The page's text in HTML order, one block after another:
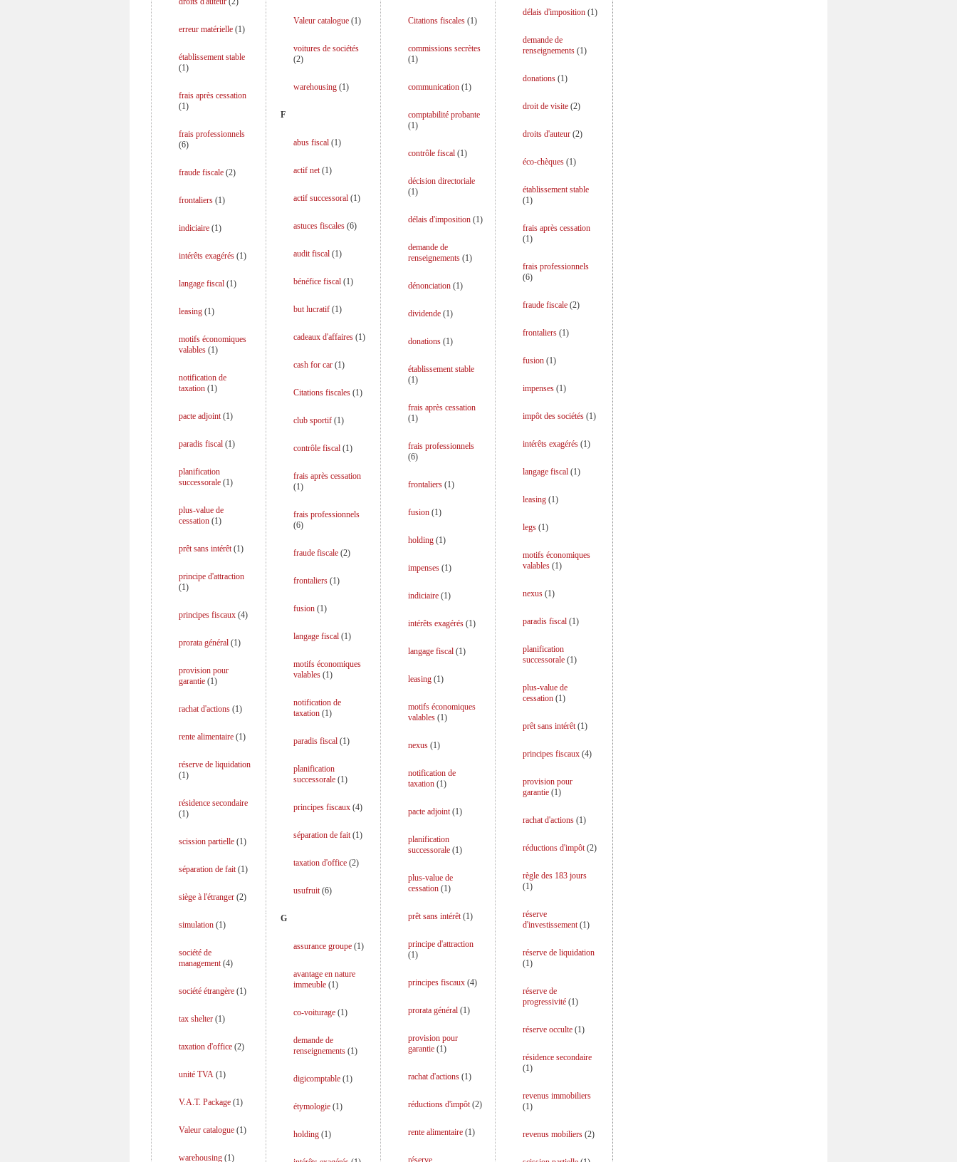
erreur matérielle (1)
établissement stable
(1)
frais après cessation
(1)
frais professionnels
(6)
fraude fiscale (2)
frontaliers (1)
indiciaire (1)
intérêts exagérés (1)
langage fiscal (1)
leasing (1)
motifs économiques
valables (1)
notification de
taxation (1)
pacte adjoint(1)
paradis fiscal (1)
planification
successorale (1)
plus-value de
cessation (1)
prêt sans intérêt(1)
principe d'attraction
(1)
principes fiscaux (4)
prorata général (1)
provision pour
garantie (1)
rachat d'actions (1)
rente alimentaire (1)
réserve de liquidation
(1)
résidence secondaire
(1)
scission partielle (1)
séparation de fait(1)
siège à l'étranger (2)
simulation (1)
société de
management(4)
société étrangère (1)
tax shelter (1)
taxation d'office (2)
unité TVA (1)
V.A.T. Package (1)
Valeur catalogue (1)
warehousing (1)
Valeur catalogue(1)
voitures de sociétés
(2)
warehousing(1)
F
abus fiscal(1)
actif net(1)
actif successoral(1)
astuces fiscales(6)
audit fiscal(1)
bénéfice fiscal(1)
but lucratif(1)
cadeaux d'affaires(1)
cash for car(1)
Citations fiscales(1)
club sportif(1)
contrôle fiscal(1)
frais après cessation
(1)
frais professionnels
(6)
fraude fiscale(2)
frontaliers(1)
fusion(1)
langage fiscal(1)
motifs économiques
valables(1)
notification de
taxation(1)
paradis fiscal(1)
planification
successorale(1)
principes fiscaux(4)
séparation de fait(1)
taxation d'office(2)
usufruit(6)
G
assurance groupe(1)
avantage en nature
immeuble(1)
co-voiturage(1)
demande de
renseignements(1)
digicomptable(1)
étymologie(1)
holding(1)
Citations fiscales(1)
commissions secrètes
(1)
communication(1)
comptabilité probante
(1)
contrôle fiscal(1)
décision directoriale
(1)
délais d'imposition(1)
demande de
renseignements(1)
dénonciation(1)
dividende(1)
donations(1)
établissement stable
(1)
frais après cessation
(1)
frais professionnels
(6)
frontaliers(1)
fusion(1)
holding(1)
impenses(1)
indiciaire(1)
intérêts exagérés(1)
langage fiscal(1)
leasing(1)
motifs économiques
valables(1)
nexus(1)
notification de
taxation(1)
pacte adjoint(1)
planification
successorale(1)
plus-value de
cessation(1)
prêt sans intérêt(1)
principe d'attraction
(1)
principes fiscaux(4)
prorata général(1)
provision pour
garantie(1)
rachat d'actions(1)
réductions d'impôt(2)
rente alimentaire(1)
réserve
délais d'imposition(1)
demande de
renseignements(1)
donations(1)
droit de visite(2)
droits d'auteur(2)
éco-chèques(1)
établissement stable
(1)
frais après cessation
(1)
frais professionnels
(6)
fraude fiscale(2)
frontaliers(1)
fusion(1)
impenses(1)
impôt des sociétés(1)
intérêts exagérés(1)
langage fiscal(1)
leasing(1)
legs(1)
motifs économiques
valables(1)
nexus(1)
paradis fiscal(1)
planification
successorale(1)
plus-value de
cessation(1)
prêt sans intérêt(1)
principes fiscaux(4)
provision pour
garantie(1)
rachat d'actions(1)
réductions d'impôt(2)
règle des 183 jours
(1)
réserve
d'investissement(1)
réserve de liquidation
(1)
réserve de
progressivité(1)
réserve occulte(1)
résidence secondaire
(1)
revenus immobiliers
(1)
revenus mobiliers(2)